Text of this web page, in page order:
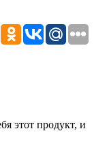
этот продукт, и